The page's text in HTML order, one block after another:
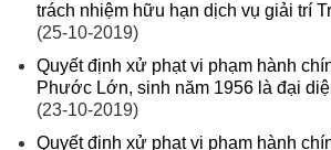
trách nhiệm hữu hạn dịch vụ giải trí
(25-10-2019)
Quyết định xử phạt vi phạm hành
Phước Lớn, sinh năm 1956 là đại
(23-10-2019)
Quyết định xử phạt vi phạm hành